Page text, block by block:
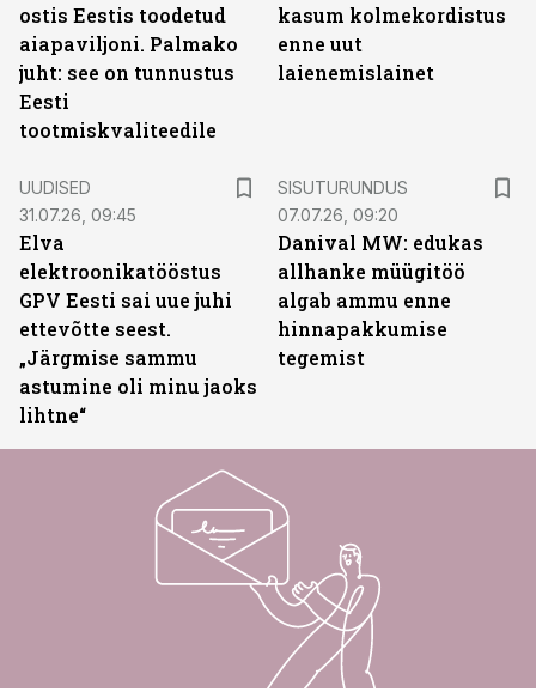
ostis Eestis toodetud
aiapaviljoni. Palmako
juht: see on tunnustus
Eesti
tootmiskvaliteedile
kasum kolmekordistus
enne uut
laienemislainet
UUDISED
31.07.26, 09:45
Elva
elektroonikatööstus
GPV Eesti sai uue juhi
ettevõtte seest.
„Järgmise sammu
astumine oli minu jaoks
lihtne“
SISUTURUNDUS
07.07.26, 09:20
Danival MW: edukas
allhanke müügitöö
algab ammu enne
hinnapakkumise
tegemist